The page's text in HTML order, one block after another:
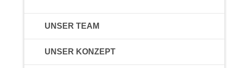
UNSER TEAM
UNSER KONZEPT